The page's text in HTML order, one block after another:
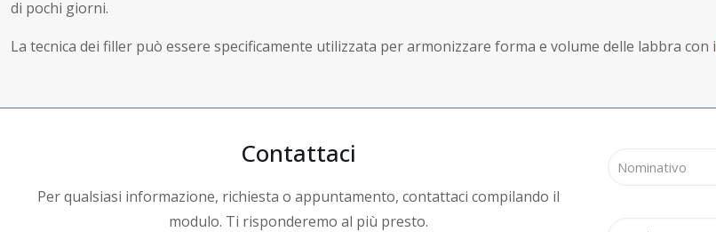
di pochi giorni.
La tecnica dei filler può essere specificamente utilizzata per armonizzare forma e volume delle labbra con i
Contattaci
Per qualsiasi informazione, richiesta o appuntamento, contattaci compilando il
modulo. Ti risponderemo al più presto.